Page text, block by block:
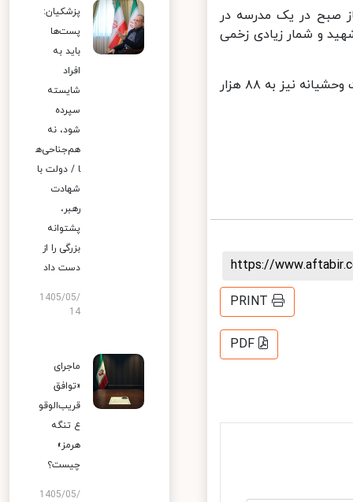
صبح در یک مدرسه در
در جریان آن دستکم ۱۰۰ فلسطینی شهید و شمار زیادی زخمی
براساس گزارش وزارت بهداشت فلسطین نوار غزه، شمار مجروحان این حملات وحشیانه نیز به ۸۸ هزار
https://
PRINT
PDF
پزشکیان:
پست‌ها
باید به
افراد
شایسته
سپرده
شود، نه
هم‌جناحی‌ه
ا / دولت با
شهادت
رهبر،
پشتوانه
بزرگی را از
دست داد
1405/05/
14
ماجرای
«توافق
قریب‌الوقو
ع تنگه
هرمز»
چیست؟
1405/05/